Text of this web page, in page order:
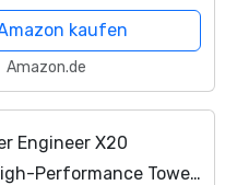
RTX 3070 Ti 8GB
kaufen
Amazon.de
Engineer X20
Performance Tower-